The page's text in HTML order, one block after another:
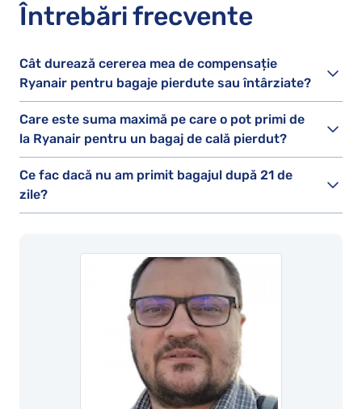
Întrebări frecvente
Cât durează cererea mea de compensație
Ryanair pentru bagaje pierdute sau întârziate?
Care este suma maximă pe care o pot primi de
la Ryanair pentru un bagaj de cală pierdut?
Ce fac dacă nu am primit bagajul după 21 de
zile?